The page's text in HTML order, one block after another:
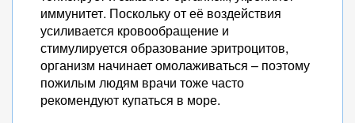
иммунитет. Поскольку от её воздействия
усиливается кровообращение и
стимулируется образование эритроцитов,
организм начинает омолаживаться – поэтому
пожилым людям врачи тоже часто
рекомендуют купаться в море.